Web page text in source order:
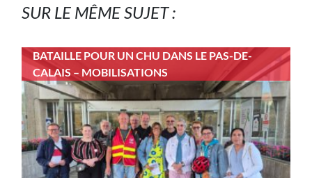
SUR LE MÊME SUJET :
BATAILLE POUR UN CHU DANS LE PAS-DE-
CALAIS – MOBILISATIONS